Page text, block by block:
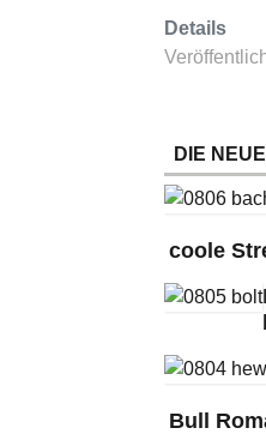
Details
DIE
coole
Bull